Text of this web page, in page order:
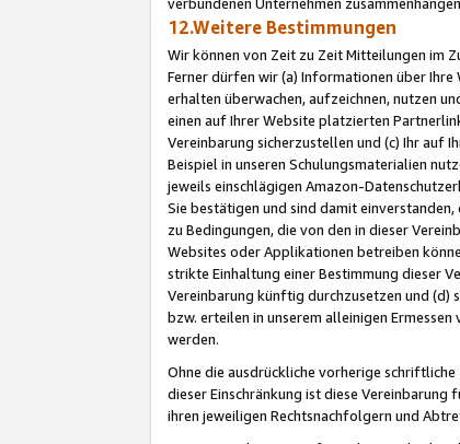
12.Weitere Bestimmungen
Wir können von Zeit zu Zeit Mitteilungen im
Ferner dürfen wir (a) Informationen über
erhalten überwachen, aufzeichnen, nutzen
einen auf Ihrer Website platzierten
Vereinbarung sicherzustellen und (c) Ihr auf
Beispiel in unseren Schulungsmaterialien
jeweils einschlägigen Amazon-
Sie bestätigen und sind damit
zu Bedingungen, die von den in dieser
Websites oder Applikationen betreiben
strikte Einhaltung einer Bestimmung dieser
Vereinbarung künftig durchzusetzen und (d)
bzw. erteilen in unserem alleinigen
werden.
Ohne die ausdrückliche vorherige
dieser Einschränkung ist diese
ihren jeweiligen Rechtsnachfolgern und